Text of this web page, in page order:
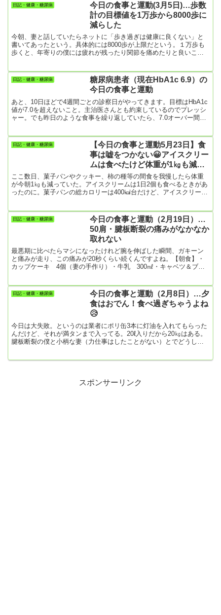
の揚げ物・アイスクリーム【運動】羽田空港の旅客機事故をテレビ
で見ていたら、もう9時前になりました。400名近い乗客と乗員全員
が助かったのは、衝突の映像を見るにつけ奇跡的だと思います。本
日記・健康・糖尿病
今日の食事と運動(3月5日)…歩数
計の目標値を1万歩から8000歩に
減らした
今朝、妻と話していたらネットに「歩き過ぎは健康に良くない」と
書いてあったという。具体的には8000歩が上限だという。１万歩も
歩くと、年寄りの僕には疲れが残ったり関節を痛めたりと良いこと
てみました。【朝食】・バナナケーキ 3切れ（昨日の残りを朝食に
しました）・コーヒー【昼食】食べず【夕食】・きつねうどん・目
玉焼き、生野菜サラダ、ポテトサラダ・丸ごとバナナ 1個…ついに
我慢で...
日記・健康・糖尿病
糖尿病患者（現在HbA1c 6.9）の
今日の食事と運動
あと、10日ほどで4週間ごとの診察日がやってきます。目標はHbA1c
値が7.0を超えないこと。主治医さんとも約束しているのでプレッシ
ャー。でも昨日のような食事を繰り返していたら、7.0オーバー間違
食・バタピー1袋（約100ｇ）・チョコレートケーキ1個（トップ画面
のケーキの4分の1）・コーヒー今日も、昼食にバタピー、ケーキを
日記・健康・糖尿病
【今日の食事と運動5月23日】食
事は嘘をつかない😀アイスクリー
ムは食べたけど体重が1㎏も減っ
た！
ここ数日、菓子パンやクッキー、柿の種等の間食を我慢したら体重
が今朝1㎏も減っていた。アイスクリームは1日2個も食べるときがあ
ったのに。菓子パンの総カロリーは400㎉台だけど、アイスクリーム
のだろう。夜中にカップ麺を食べたい衝動にかられたときも我慢し
た。テレビを見ていると毎日、グルメの特集がホントに多いね。糖
尿病患者には酷な話。昨夜もスィーツやパンや焼き肉やお蕎麦やラ
日記・健康・糖尿病
今日の食事と運動（2月19日）…
50肩・腱板断裂の痛みがなかなか
取れない
最悪期に比べたらマシになったけれど腕を伸ばした瞬間、ガキーン
と痛みが走り、この痛みが20秒くらい続くんですよね。【朝食】・
カップケーキ 4個（妻の手作り）・牛乳 300㎖・キャベツ＆ブロ
リー）・グラタン【夜食】我慢してたのについに買い出しに行って
食べてしまったよ。妻には内緒！体が砂糖漬けになるけど我慢でき
ないんですよね！・丸ごとバナナ・レーズンサンド【今日の運
日記・健康・糖尿病
今日の食事と運動（2月8日）…夕
食はおでん！食べ過ぎちゃうよね
😥
今日は大失敗。というのは業者にポリ缶3本に灯油を入れてもらった
んだけど、それが満タンまで入ってる。20ℓ入りだから20㎏はある。
腱板断裂の僕と小柄な妻（力仕事はしたことがない）とでどうしろ
焼き、キャベツ＆ブロッコリー、一正のはんぺん【昼食】・昨日の
スポンサーリンク